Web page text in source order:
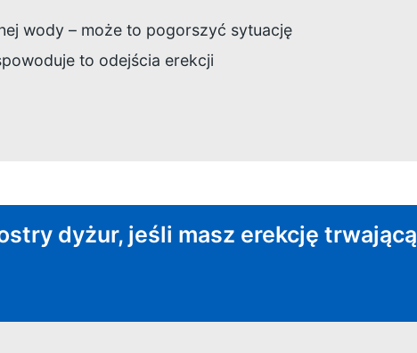
wody – może to pogorszyć sytuację
to odejścia erekcji
dyżur, jeśli masz erekcję trwającą